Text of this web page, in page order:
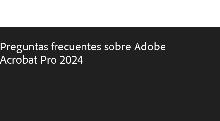
Preguntas frecuentes sobre Adobe
Acrobat Pro 2024